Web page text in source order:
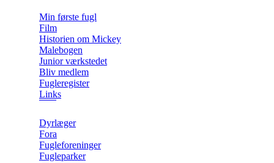
Min første fugl
Film
Historien om Mickey
Malebogen
Junior værkstedet
Bliv medlem
Fugleregister
Links
Dyrlæger
Fora
Fugleforeninger
Fugleparker